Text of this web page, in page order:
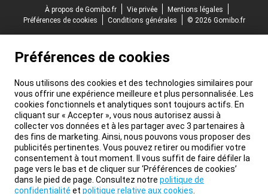
À propos de Gomibo.fr
Vie privée
Mentions légales
Préférences de cookies
Conditions générales © 2026 Gomibo.fr
Préférences de cookies
Nous utilisons des cookies et des technologies similaires pour
vous offrir une expérience meilleure et plus personnalisée. Les
cookies fonctionnels et analytiques sont toujours actifs. En
cliquant sur « Accepter », vous nous autorisez aussi à
collecter vos données et à les partager avec 3 partenaires à
des fins de marketing. Ainsi, nous pouvons vous proposer des
publicités pertinentes. Vous pouvez retirer ou modifier votre
consentement à tout moment. Il vous suffit de faire défiler la
page vers le bas et de cliquer sur ‘Préférences de cookies’
dans le pied de page. Consultez notre politique de
confidentialité et politique relative aux cookies